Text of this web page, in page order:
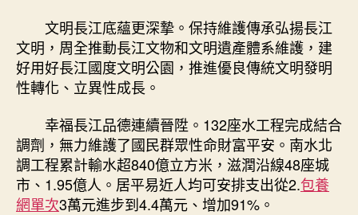
文明長江底蘊更深摯。保持維護傳承弘揚長江
文明，周全推動長江文物和文明遺產體系維護，建
好用好長江國度文明公園，推進優良傳統文明發明
性轉化、立異性成長。
幸福長江品德連續晉陞。132座水工程完成結合
調劑，無力維護了國民群眾性命財富平安。南水北
調工程累計輸水超840億立方米，滋潤沿線48座城
市、1.95億人。居平易近人均可安排支出從2.包養
網單次3萬元進步到4.4萬元、增加91%。